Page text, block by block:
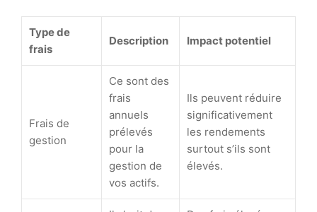
Type de
frais
Description Impact potentiel
Frais de
gestion
Ce sont des
frais
annuels
prélevés
pour la
gestion de
vos actifs.
Ils peuvent réduire
significativement
les rendements
surtout s’ils sont
élevés.